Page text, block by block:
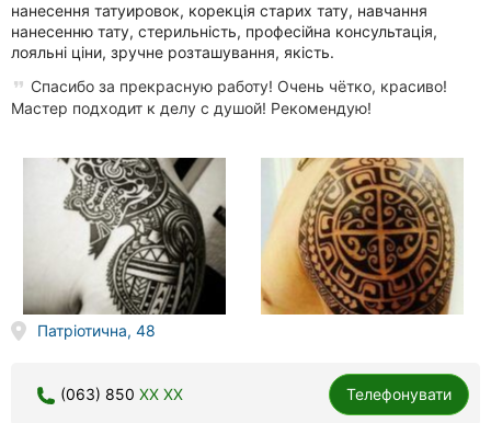
нанесення татуировок, корекція старих тату, навчання
нанесенню тату, стерильність, професійна консультація,
лояльні ціни, зручне розташування, якість.
Спасибо за прекрасную работу! Очень чётко, красиво!
Мастер подходит к делу с душой! Рекомендую!
Патріотична, 48
(063) 850 XX XX Телефонувати